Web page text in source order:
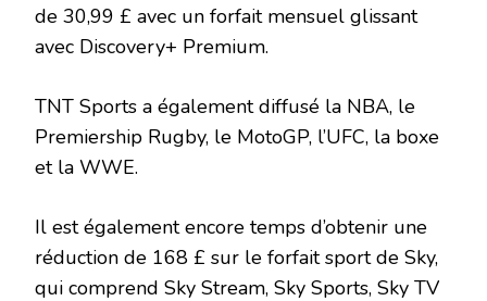
de 30,99 £ avec un forfait mensuel glissant
avec Discovery+ Premium.
TNT Sports a également diffusé la NBA, le
Premiership Rugby, le MotoGP, l’UFC, la boxe
et la WWE.
Il est également encore temps d’obtenir une
réduction de 168 £ sur le forfait sport de Sky,
qui comprend Sky Stream, Sky Sports, Sky TV